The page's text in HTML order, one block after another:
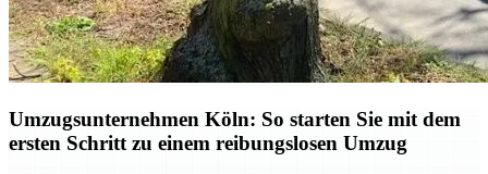
Umzugsunternehmen Köln: So starten Sie mit dem
ersten Schritt zu einem reibungslosen Umzug